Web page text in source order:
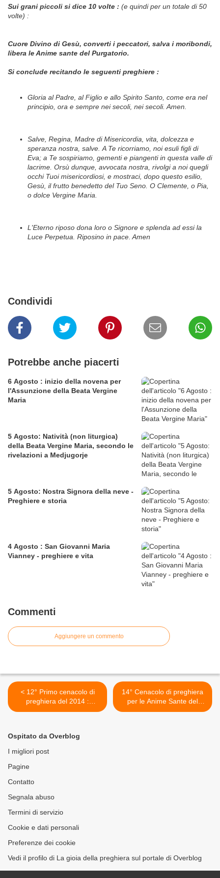
Sui grani piccoli si dice 10 volte : (e quindi per un totale di 50
volte) :
Cuore Divino di Gesù, converti i peccatori, salva i moribondi,
libera le Anime sante del Purgatorio.
Si conclude recitando le seguenti preghiere :
Gloria al Padre, al Figlio e allo Spirito Santo, come era nel
principio, ora e sempre nei secoli, nei secoli. Amen.
Salve, Regina, Madre di Misericordia, vita, dolcezza e
speranza nostra, salve. A Te ricorriamo, noi esuli figli di
Eva; a Te sospiriamo, gementi e piangenti in questa valle di
lacrime. Orsù dunque, avvocata nostra, rivolgi a noi quegli
occhi Tuoi misericordiosi, e mostraci, dopo questo esilio,
Gesù, il frutto benedetto del Tuo Seno. O Clemente, o Pia,
o dolce Vergine Maria.
L'Eterno riposo dona loro o Signore e splenda ad essi la
Luce Perpetua. Riposino in pace. Amen
Condividi
Potrebbe anche piacerti
6 Agosto : inizio della novena per
l'Assunzione della Beata Vergine
Maria
5 Agosto: Natività (non liturgica)
della Beata Vergine Maria, secondo le
rivelazioni a Medjugorje
5 Agosto: Nostra Signora della neve -
Preghiere e storia
4 Agosto : San Giovanni Maria
Vianney - preghiere e vita
Commenti
Aggiungere un commento
< 12° Primo cenacolo di
preghiera del 2014 :
Venerdì 3 Gennaio ore
14° Cenacolo di preghiera
per le Anime Sante del
Purgatorio : Venerdì 17
Ospitato da Overblog
I migliori post
Pagine
Contatto
Segnala abuso
Termini di servizio
Cookie e dati personali
Preferenze dei cookie
Vedi il profilo di La gioia della preghiera sul portale di Overblog